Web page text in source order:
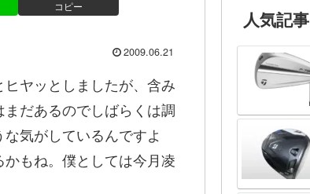
コピー
2009.06.21
ヤッとしましたが、含み
だあるのでしばらくは調
気がしているんですよ
もね。僕としては今月凌
人気記事